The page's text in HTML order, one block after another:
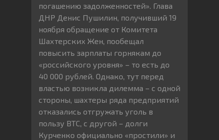
погашению задолженностей». Глава
ДНР Денис Пушилин, получивший 19
ноября обращение от Комитета
Шахтерских Жен, пообещал
повысить зарплаты горнякам до
«российского уровня» – то есть до
40 000 рублей. Однако, тут перед
властью возникла дилемма – с одной
стороны, шахтеры ряда предприятий
отказались отгружать уголь в
пользу ВТС, с другой – долги
Курченко официально «простили» и